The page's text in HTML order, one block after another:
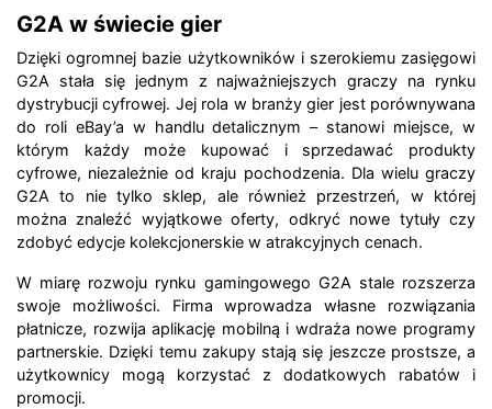
G2A w świecie gier
Dzięki ogromnej bazie użytkowników i szerokiemu zasięgowi
G2A stała się jednym z najważniejszych graczy na rynku
dystrybucji cyfrowej. Jej rola w branży gier jest porównywana
do roli eBay’a w handlu detalicznym – stanowi miejsce, w
którym każdy może kupować i sprzedawać produkty
cyfrowe, niezależnie od kraju pochodzenia. Dla wielu graczy
G2A to nie tylko sklep, ale również przestrzeń, w której
można znaleźć wyjątkowe oferty, odkryć nowe tytuły czy
zdobyć edycje kolekcjonerskie w atrakcyjnych cenach.
W miarę rozwoju rynku gamingowego G2A stale rozszerza
swoje możliwości. Firma wprowadza własne rozwiązania
płatnicze, rozwija aplikację mobilną i wdraża nowe programy
partnerskie. Dzięki temu zakupy stają się jeszcze prostsze, a
użytkownicy mogą korzystać z dodatkowych rabatów i
promocji.